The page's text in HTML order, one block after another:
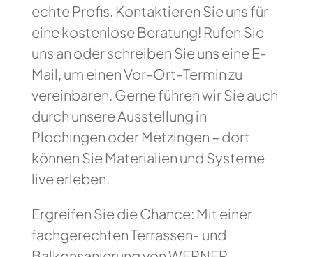
echte Profis. Kontaktieren Sie uns für
eine kostenlose Beratung! Rufen Sie
uns an oder schreiben Sie uns eine E-
Mail, um einen Vor-Ort-Termin zu
vereinbaren. Gerne führen wir Sie auch
durch unsere Ausstellung in
Plochingen oder Metzingen – dort
können Sie Materialien und Systeme
live erleben.
Ergreifen Sie die Chance: Mit einer
fachgerechten Terrassen- und